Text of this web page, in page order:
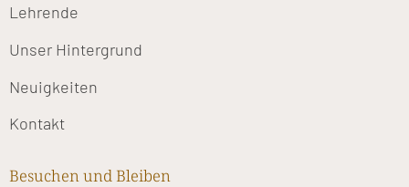
Lehrende
Unser Hintergrund
Neuigkeiten
Kontakt
Besuchen und Bleiben